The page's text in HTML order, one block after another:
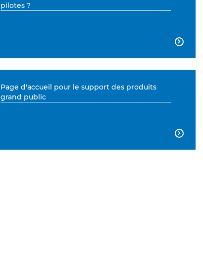
pilotes ?

Page d'accueil pour le support des produits
grand public
